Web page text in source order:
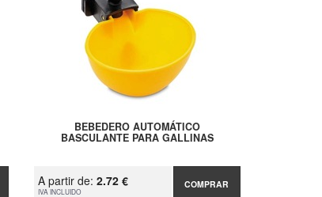
BEBEDERO AUTOMÁTICO
BASCULANTE PARA GALLINAS
A partir de:2.72 €
IVA INCLUIDO
COMPRAR